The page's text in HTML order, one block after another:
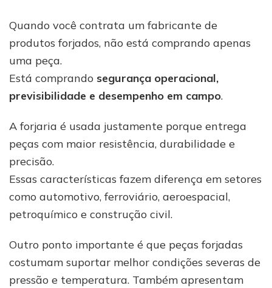
Quando você contrata um fabricante de
produtos forjados, não está comprando apenas
uma peça.
Está comprando segurança operacional,
previsibilidade e desempenho em campo.
A forjaria é usada justamente porque entrega
peças com maior resistência, durabilidade e
precisão.
Essas características fazem diferença em setores
como automotivo, ferroviário, aeroespacial,
petroquímico e construção civil.
Outro ponto importante é que peças forjadas
costumam suportar melhor condições severas de
pressão e temperatura. Também apresentam